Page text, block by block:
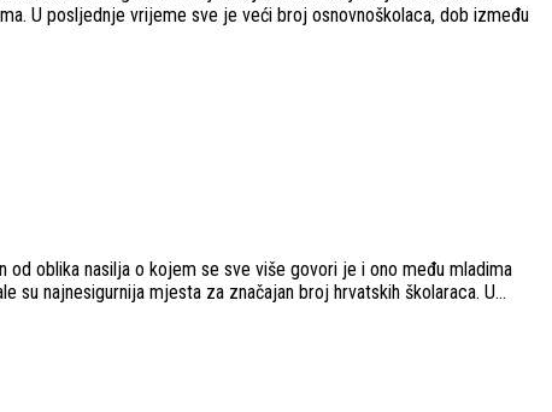
U posljednje vrijeme sve je veći broj osnovnoškolaca, dob između
oblika nasilja o kojem se sve više govori je i ono među mladima
najnesigurnija mjesta za značajan broj hrvatskih školaraca. U...